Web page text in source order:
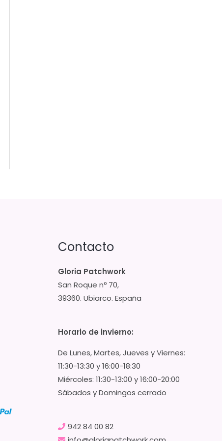
Contacto
Gloria Patchwork
San Roque nº 70,
39360. Ubiarco. España
Horario de invierno:
De Lunes, Martes, Jueves y Viernes:
11:30-13:30 y 16:00-18:30
Miércoles: 11:30-13:00 y 16:00-20:00
Sábados y Domingos cerrado
942 84 00 82